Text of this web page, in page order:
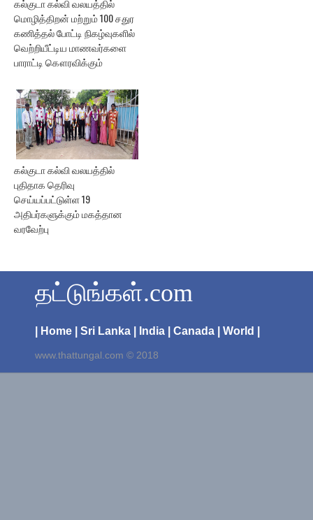
கல்குடா கல்வி வலயத்தில்
மொழித்திறன் மற்றும் 100 சதுர
கணித்தல் போட்டி நிகழ்வுகளில்
வெற்றியீட்டிய மாணவர்களை
பாராட்டி கௌரவிக்கும்
கல்குடா கல்வி வலயத்தில்
புதிதாக தெரிவு
செய்யப்பட்டுள்ள 19
அதிபர்களுக்கும் மகத்தான
வரவேற்பு
தட்டுங்கள்.com
| Home | Sri Lanka | India | Canada | World |
www.thattungal.com © 2018